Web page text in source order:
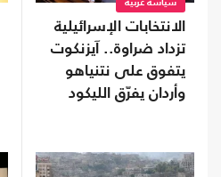
سياسة عربية
الانتخابات الإسرائيلية
تزداد ضراوة.. آيزنكوت
يتفوق على نتنياهو
وأردان يفرّق الليكود